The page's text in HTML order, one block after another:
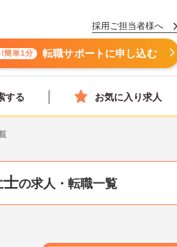
採用ご担当者様へ
!簡単1分 転職サポートに申し込む
する お気に入り求人
の求人・転職一覧